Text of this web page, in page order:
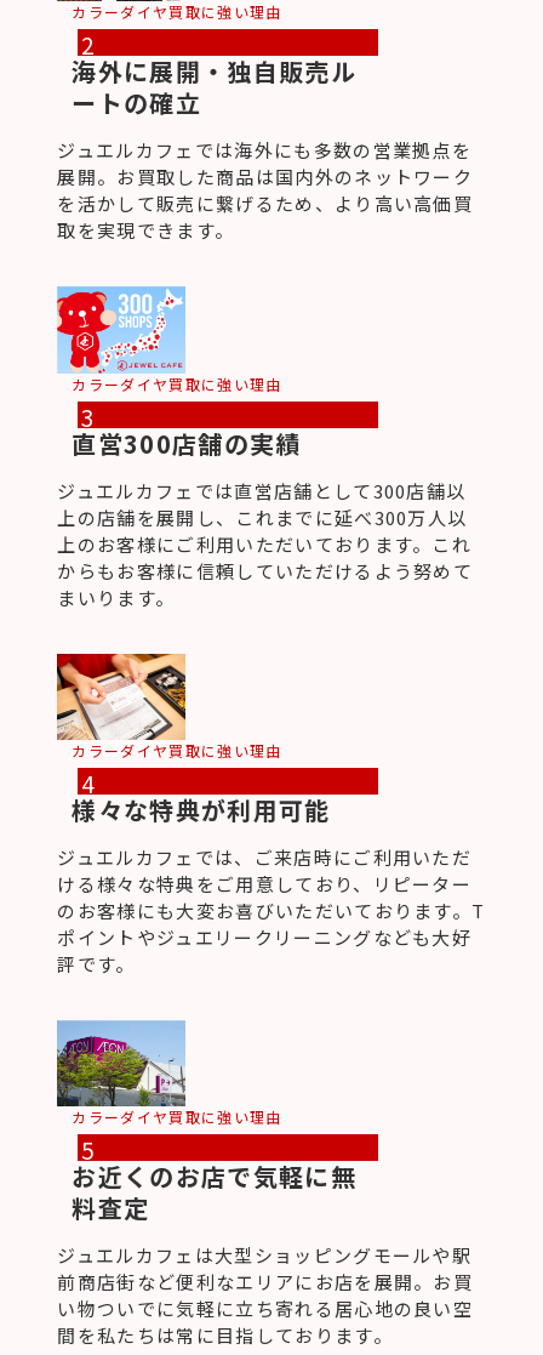
カラーダイヤ買取に強い理由
2
海外に展開・独自販売ル
ートの確立
ジュエルカフェでは海外にも多数の営業拠点を
展開。お買取した商品は国内外のネットワーク
を活かして販売に繋げるため、より高い高価買
取を実現できます。
カラーダイヤ買取に強い理由
3
直営300店舗の実績
ジュエルカフェでは直営店舗として300店舗以
上の店舗を展開し、これまでに延べ300万人以
上のお客様にご利用いただいております。これ
からもお客様に信頼していただけるよう努めて
まいります。
カラーダイヤ買取に強い理由
4
様々な特典が利用可能
ジュエルカフェでは、ご来店時にご利用いただ
ける様々な特典をご用意しており、リピーター
のお客様にも大変お喜びいただいております。T
ポイントやジュエリークリーニングなども大好
評です。
カラーダイヤ買取に強い理由
5
お近くのお店で気軽に無
料査定
ジュエルカフェは大型ショッピングモールや駅
前商店街など便利なエリアにお店を展開。お買
い物ついでに気軽に立ち寄れる居心地の良い空
間を私たちは常に目指しております。